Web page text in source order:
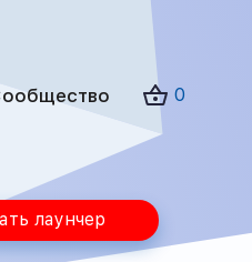
0
лаунчер